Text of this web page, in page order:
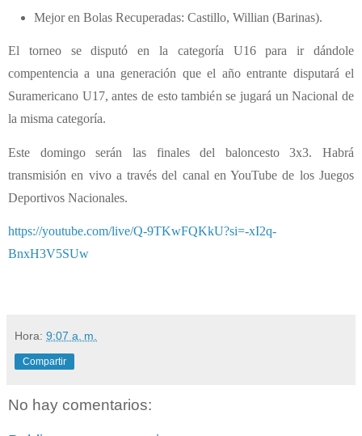
Mejor en Bolas Recuperadas: Castillo, Willian (Barinas).
El torneo se disputó en la categoría U16 para ir dándole
compentencia a una generación que el año entrante disputará el
Suramericano U17, antes de esto también se jugará un Nacional de
la misma categoría.
Este domingo serán las finales del baloncesto 3x3. Habrá
transmisión en vivo a través del canal en YouTube de los Juegos
Deportivos Nacionales.
https://youtube.com/live/Q-9TKwFQKkU?si=-xI2q-
BnxH3V5SUw
Hora: 9:07 a. m.
Compartir
No hay comentarios: